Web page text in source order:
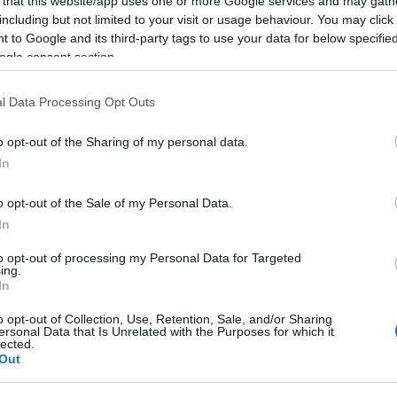
but not limited to your visit or usage behaviour. You may
to Google and its third-party tags to use your data for below
consent section.
Data Processing Opt Outs
opt-out of the Sharing of my personal data.
opt-out of the Sale of my Personal Data.
opt-out of processing my Personal Data for Targeted
opt-out of Collection, Use, Retention, Sale, and/or Sharing
Data that Is Unrelated with the Purposes for which it
is nyitva maradhasson, de a galéria
Maria társa, Polina Egorushkina.
Ezúttal egy világhírű
gyűlölők
kiállítás lemondására azért került sor, mert
napján a közösségi médiában